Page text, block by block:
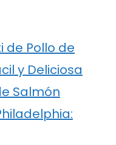
de Pollo de
y Deliciosa
Salmón